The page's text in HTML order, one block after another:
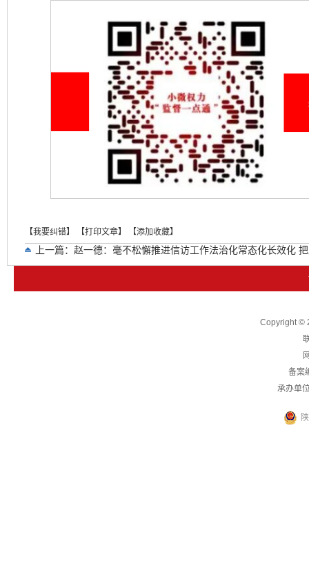
【我要纠错】 【打印文章】 【添加收藏】
上一篇： 赵一德：毫不松懈推进信访工作法治化常态化长效化
Copyright ©
备案
承办单